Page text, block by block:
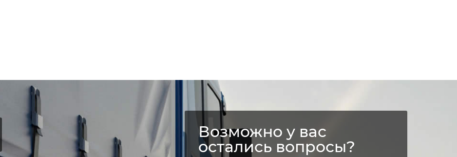
Возможно у вас
остались вопросы?